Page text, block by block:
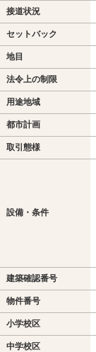
接道状況
セットバック
地目
法令上の制限
用途地域
都市計画
取引態様
設備・条件
建築確認番号
物件番号
小学校区
中学校区